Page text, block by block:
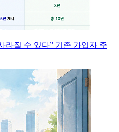
라질 수 있다” 기존 가입자 주